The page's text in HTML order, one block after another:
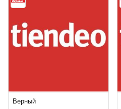
Верный